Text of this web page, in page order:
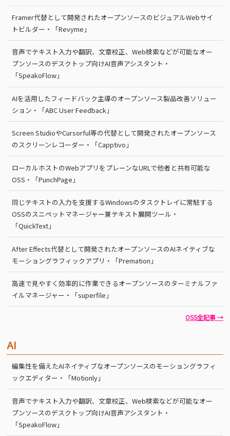
Framer代替として開発されたオープンソースのビジュアルWebサイ
トビルダー・「Revyme」
音声でテキスト入力や翻訳、文章校正、Web検索などが可能なオー
プンソースのデスクトップ向けAI音声アシスタント・
「SpeakoFlow」
AIを活用したフィードバック主導のオープンソース製品改善ソリュー
ション・「ABC User Feedback」
Screen StudioやCursorful等の代替として開発されたオープンソース
のスクリーンレコーダー・「Capptivo」
ローカルホストのWebアプリをプレーンなURLで他者と共有可能な
OSS・「PunchPage」
同じテキストの入力を支援するWindowsのタスクトレイに常駐する
OSSのスニペットマネージャー兼テキスト展開ツール・
「QuickText」
After Effects代替として開発されたオープンソースのAIネイティブな
モーショングラフィックアプリ・「Premation」
高速で見やすく効率的に作業できるオープンソースのターミナルファ
イルマネージャー・「superfile」
OSS全記事 →
AI
編集性を備えたAIネイティブなオープンソースのモーショングラフィ
ックエディター・「Motionly」
音声でテキスト入力や翻訳、文章校正、Web検索などが可能なオー
プンソースのデスクトップ向けAI音声アシスタント・
「SpeakoFlow」